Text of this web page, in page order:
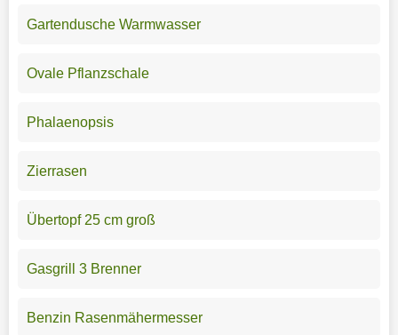
Gartendusche Warmwasser
Ovale Pflanzschale
Phalaenopsis
Zierrasen
Übertopf 25 cm groß
Gasgrill 3 Brenner
Benzin Rasenmähermesser